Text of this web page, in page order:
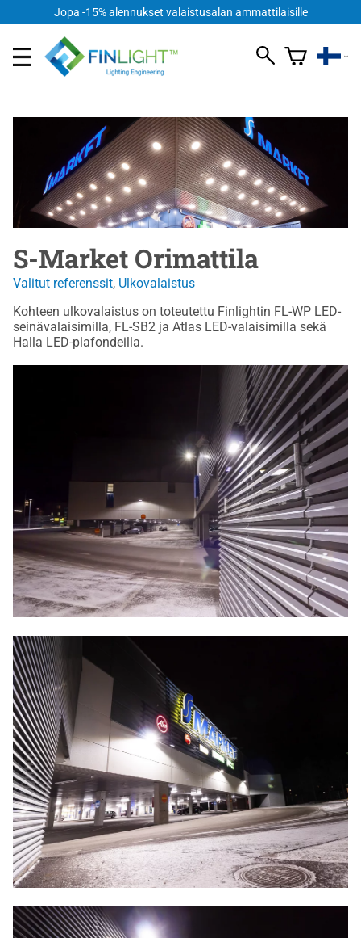
Jopa -15% alennukset valaistusalan ammattilaisille
S-Market Orimattila
Valitut referenssit, Ulkovalaistus
Kohteen ulkovalaistus on toteutettu Finlightin FL-WP LED-
seinävalaisimilla, FL-SB2 ja Atlas LED-valaisimilla sekä
Halla LED-plafondeilla.